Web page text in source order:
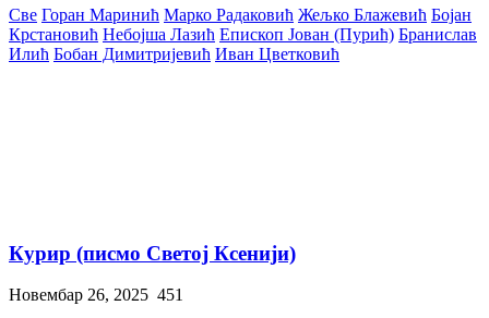
Све Горан Маринић Марко Радаковић Жељко Блажевић Бојан
Крстановић Небојша Лазић Епископ Јован (Пурић) Бранислав
Илић Бобан Димитријевић Иван Цветковић
Курир (писмо Светој Ксенији)
Новембар 26, 2025 451